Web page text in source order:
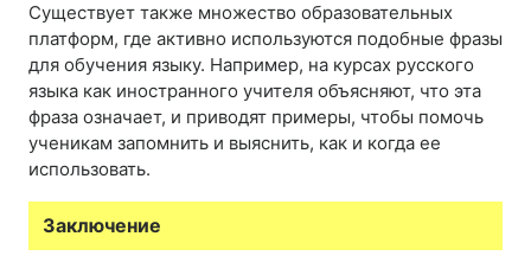
Существует также множество образовательных
платформ, где активно используются подобные фразы
для обучения языку. Например, на курсах русского
языка как иностранного учителя объясняют, что эта
фраза означает, и приводят примеры, чтобы помочь
ученикам запомнить и выяснить, как и когда ее
использовать.
Заключение